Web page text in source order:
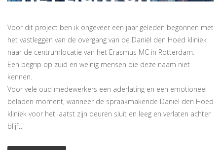
Voor dit project ben ik ongeveer een jaar geleden begonnen met
het vastleggen van de overgang van de Daniël den Hoed kliniek
naar de centrumlocatie van het Erasmus MC in Rotterdam.
Een begrip op zuid en weinig mensen die deze naam niet
kennen.
Voor vele oud medewerkers een aderlating en een emotioneel
beladen moment, wanneer de spraakmakende Daniël den Hoed
kliniek voor het laatst zijn deuren sluit en leeg en verlaten achter
blijft.